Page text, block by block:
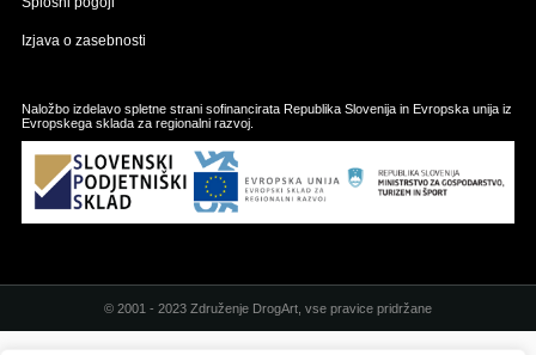
Izjava o zasebnosti
Naložbo izdelavo spletne strani sofinancirata Republika Slovenija in Evropska unija iz
Evropskega sklada za regionalni razvoj.
© 2001 - 2023 Združenje DrogArt, vse pravice pridržane